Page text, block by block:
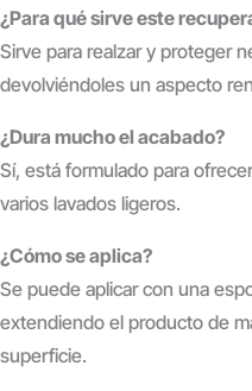
¿Para qué sirve este
Sirve para realzar y proteger
devolviéndoles un aspecto
¿Dura mucho el acabado?
Sí, está formulado para
varios lavados ligeros.
¿Cómo se aplica?
Se puede aplicar con una
extendiendo el producto de
superficie.